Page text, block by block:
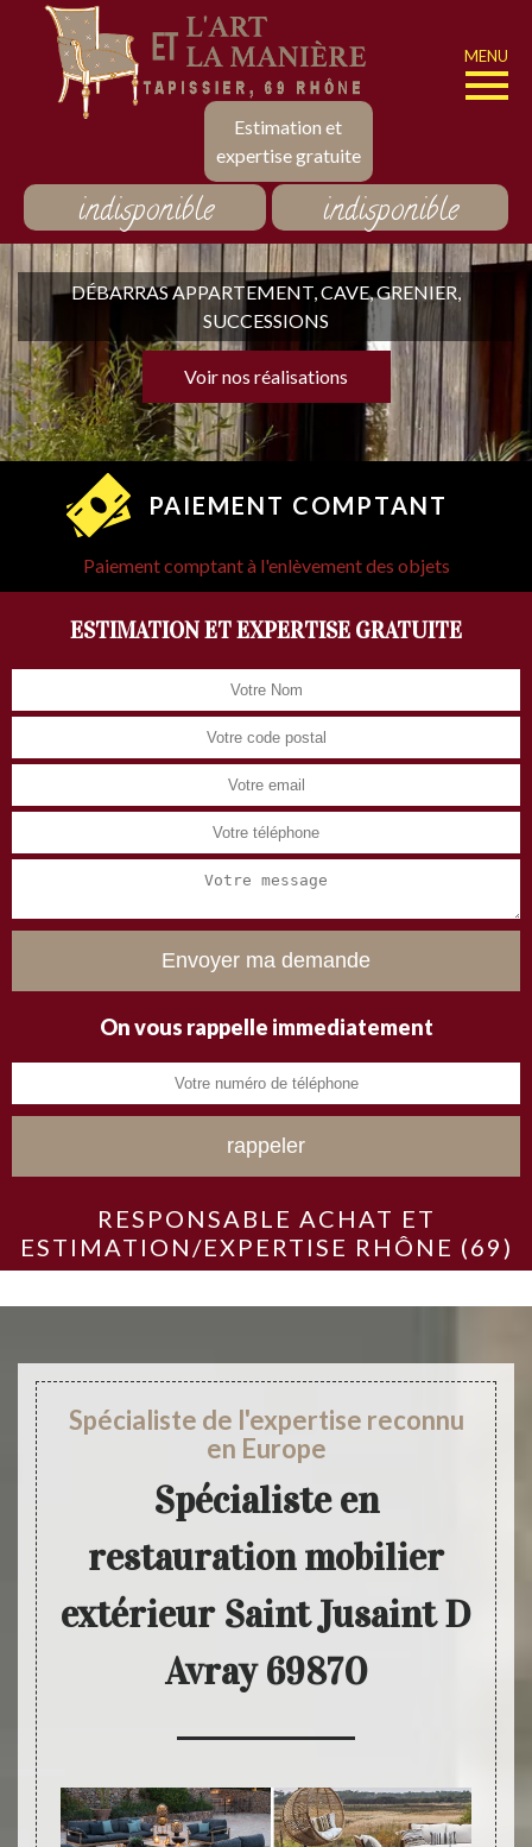
Estimation et
expertise gratuite
MENU
indisponible indisponible
DÉBARRAS APPARTEMENT, CAVE, GRENIER,
SUCCESSIONS
Voir nos réalisations
PAIEMENT COMPTANT
Paiement comptant à l'enlèvement des objets
ESTIMATION ET EXPERTISE GRATUITE
On vous rappelle immediatement
RESPONSABLE ACHAT ET
ESTIMATION/EXPERTISE RHÔNE (69)
Spécialiste de l'expertise reconnu
en Europe
Spécialiste en
restauration mobilier
extérieur Saint Jusaint D
Avray 69870